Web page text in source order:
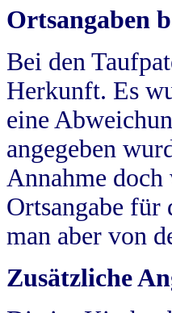
Ortsangaben
Bei den
Herkunft. Es
eine
angegeben
Annahme
Ortsangabe für
man aber von
Zusätzliche